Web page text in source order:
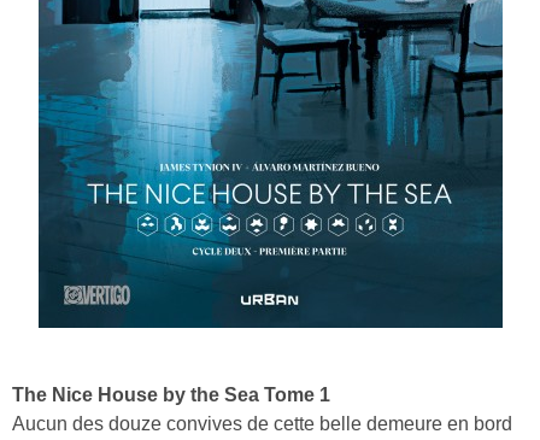
The Nice House by the Sea Tome 1
Aucun des douze convives de cette belle demeure en bord